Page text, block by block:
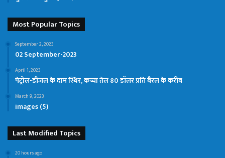
Most Popular Topics
September 2, 2023
02 September-2023
April 1, 2023
पेट्रोल-डीजल के दाम स्थिर, कच्चा तेल 80 डॉलर प्रति बैरल के करीब
March 9, 2023
images (5)
Last Modified Topics
20 hours ago